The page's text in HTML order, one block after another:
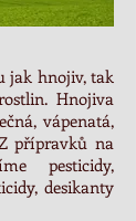
jak hnojiv, tak
Hnojiva
vápenatá,
přípravků na
pesticidy,
desikanty